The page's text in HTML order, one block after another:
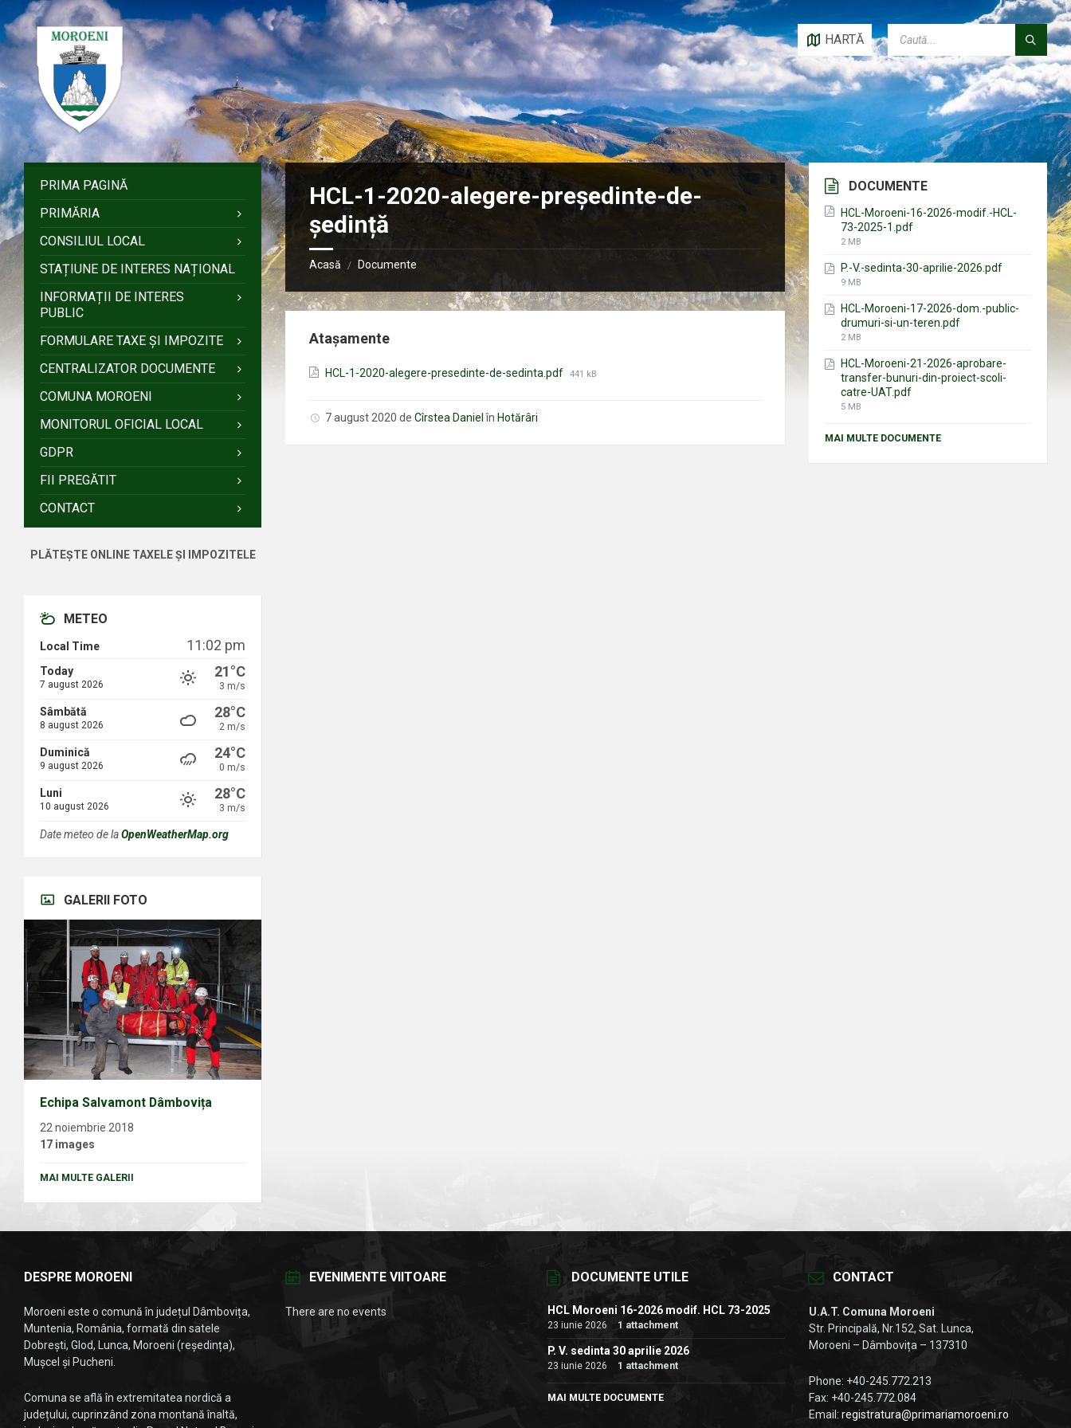
la
conținut
la
bara
laterală
stângă
la
bara
laterală
dreaptă
la
subsol
HARTĂ
HCL-1-2020-alegere-președinte-de-
ședință
Acasă / Documente
Atașamente
HCL-1-2020-alegere-presedinte-de-sedinta.pdf Mărimea
441 kB
7 august 2020deCîrstea Daniel în Hotărâri
PRIMA PAGINĂ
PRIMĂRIA
CONSILIUL LOCAL
STAȚIUNE DE INTERES NAȚIONAL
INFORMAȚII DE INTERES
PUBLIC
FORMULARE TAXE ȘI IMPOZITE
CENTRALIZATOR DOCUMENTE
COMUNA MOROENI
MONITORUL OFICIAL LOCAL
GDPR
FII PREGĂTIT
CONTACT
PLĂTEȘTE ONLINE TAXELE ȘI IMPOZITELE
METEO
Local Time 11:02 pm
Today
7 august 2026
21°C
3 m/s
Sâmbătă
8 august 2026
28°C
2 m/s
Duminică
9 august 2026
24°C
0 m/s
Luni
10 august 2026
28°C
3 m/s
Date meteo de laOpenWeatherMap.org
GALERII FOTO
Echipa Salvamont Dâmbovița
22 noiembrie 2018
17 images
MAI MULTE GALERII
DOCUMENTE
HCL-Moroeni-16-2026-modif.-HCL-
73-2025-1.pdf
File
2 MB
P.-V.-sedinta-30-aprilie-2026.pdf
File
9 MB
HCL-Moroeni-17-2026-dom.-public-
drumuri-si-un-teren.pdf
File
2 MB
HCL-Moroeni-21-2026-aprobare-
transfer-bunuri-din-proiect-scoli-
catre-UAT.pdf
File
5 MB
MAI MULTE DOCUMENTE
DESPRE MOROENI
Moroeni este o comună în județul Dâmbovița,
Muntenia, România, formată din satele
Dobrești, Glod, Lunca, Moroeni (reședința),
Mușcel și Pucheni.
Comuna se află în extremitatea nordică a
județului, cuprinzând zona montană înaltă,
EVENIMENTE VIITOARE
There are no events
DOCUMENTE UTILE
HCL Moroeni 16-2026 modif. HCL 73-2025
23 iunie 2026 1 attachment
P. V. sedinta 30 aprilie 2026
23 iunie 2026 1 attachment
MAI MULTE DOCUMENTE
CONTACT
U.A.T. Comuna Moroeni
Str. Principală, Nr.152, Sat. Lunca,
Moroeni – Dâmbovița – 137310
Phone: +40-245.772.213
Fax: +40-245.772.084
Email:registratura@primariamoroeni.ro